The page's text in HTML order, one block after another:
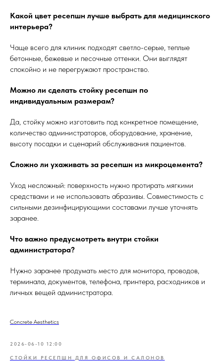
Какой цвет ресепшн лучше выбрать для медицинского
интерьера?
Чаще всего для клиник подходят светло-серые, теплые
бетонные, бежевые и песочные оттенки. Они выглядят
спокойно и не перегружают пространство.
Можно ли сделать стойку ресепшн по
индивидуальным размерам?
Да, стойку можно изготовить под конкретное помещение,
количество администраторов, оборудование, хранение,
высоту посадки и сценарий обслуживания пациентов.
Сложно ли ухаживать за ресепшн из микроцемента?
Уход несложный: поверхность нужно протирать мягкими
средствами и не использовать абразивы. Совместимость с
сильными дезинфицирующими составами лучше уточнять
заранее.
Что важно предусмотреть внутри стойки
администратора?
Нужно заранее продумать место для монитора, проводов,
терминала, документов, телефона, принтера, расходников и
личных вещей администратора.
Concrete Aesthetics
2026-06-10 12:00
СТОЙКИ РЕСЕПШН ДЛЯ ОФИСОВ И САЛОНОВ